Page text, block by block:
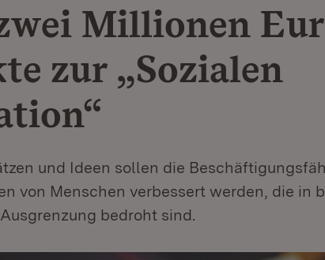
Millionen
zur „Sozialen
und Ideen sollen die
von Menschen verbessert werden, die in
bedroht sind.